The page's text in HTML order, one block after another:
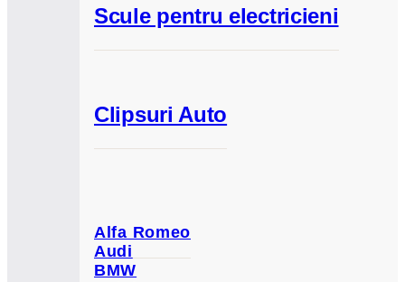
Scule pentru electricieni
Clipsuri Auto
Alfa Romeo
Audi
BMW